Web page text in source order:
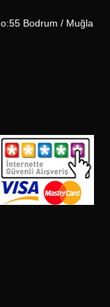
Bodrum / Muğla